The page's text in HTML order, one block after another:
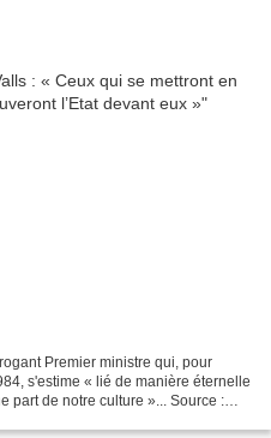
Premier ministre qui, pour
s'estime « lié de manière éternelle
part de notre culture »... Source :